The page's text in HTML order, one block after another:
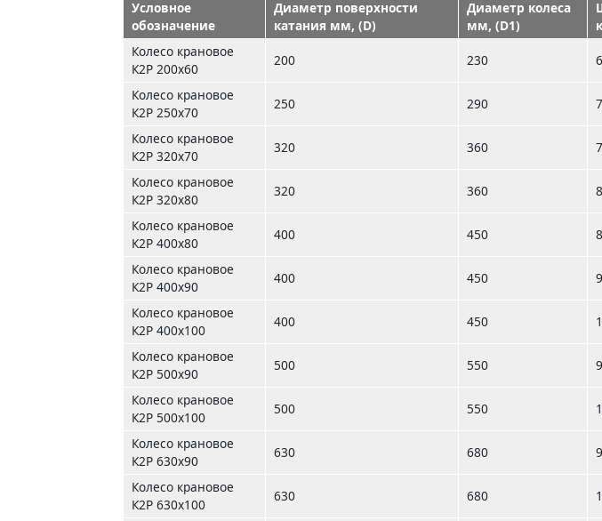
Условное
обозначение
Диаметр поверхности
катания мм, (D)
Диаметр колеса
мм, (D1)
Колесо крановое
К2Р 200х60
200 230
Колесо крановое
К2Р 250х70
250 290
Колесо крановое
К2Р 320х70
320 360
Колесо крановое
К2Р 320х80
320 360
Колесо крановое
К2Р 400х80
400 450
Колесо крановое
К2Р 400х90
400 450
Колесо крановое
К2Р 400х100
400 450
Колесо крановое
К2Р 500х90
500 550
Колесо крановое
К2Р 500х100
500 550
Колесо крановое
К2Р 630х90
630 680
Колесо крановое
К2Р 630х100
630 680